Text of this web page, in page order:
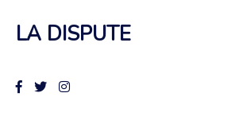
contenu
LA DISPUTE